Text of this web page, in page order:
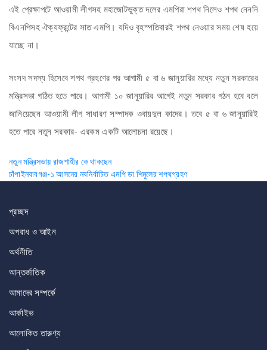
এই প্রেক্ষাপটে আওয়ামী লীগসহ মহাজোটভুক্ত দলের এমপিরা শপথ নিলেও শপথ নেননি
বিএনপিসহ ঐক্যফ্রন্টের সাত এমপি। যদিও বৃহস্পতিবারই শপথ নেওয়ার সময় শেষ হয়ে
যাচ্ছে না।
সংসদ সদস্য হিসেবে শপথ গ্রহণের পর আগামী ৫ বা ৬ জানুয়ারির মধ্যে নতুন সরকারের
মন্ত্রিসভা গঠিত হতে পারে। আগামী ১০ জানুয়ারির আগেই নতুন সরকার গঠন হবে বলে
জানিয়েছেন আওয়ামী লীগ সাধারণ সম্পাদক ওবায়দুল কাদের। তবে ৫ বা ৬ জানুয়ারিই
হতে পারে নতুন সরকার- এরকম একটি আলোচনা রয়েছে।
Post
navigation
নতুন মন্ত্রিসভায় রাজশাহীর কে থাকছেন
চাঁপাইনবাবগঞ্জ-১ আসনের নবনির্বাচিত এমপি ডা.শিমুলের শপথগ্রহণ
প্রচ্ছদ
অপরাধ ও আইন
অর্থনীতি
আন্তর্জাতিক
আমাদের সম্পর্কে
আর্কাইভ
আলোকিত তারুণ্য